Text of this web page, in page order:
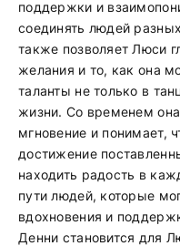
поддержки и
соединять людей
также позволяет Люси
желания и то, как она
таланты не только в
жизни. Со временем
мгновение и понимает,
достижение
находить радость в
пути людей, которые
вдохновения и
Денни становится для